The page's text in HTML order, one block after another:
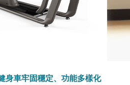
身車牢固穩定、功能多樣化